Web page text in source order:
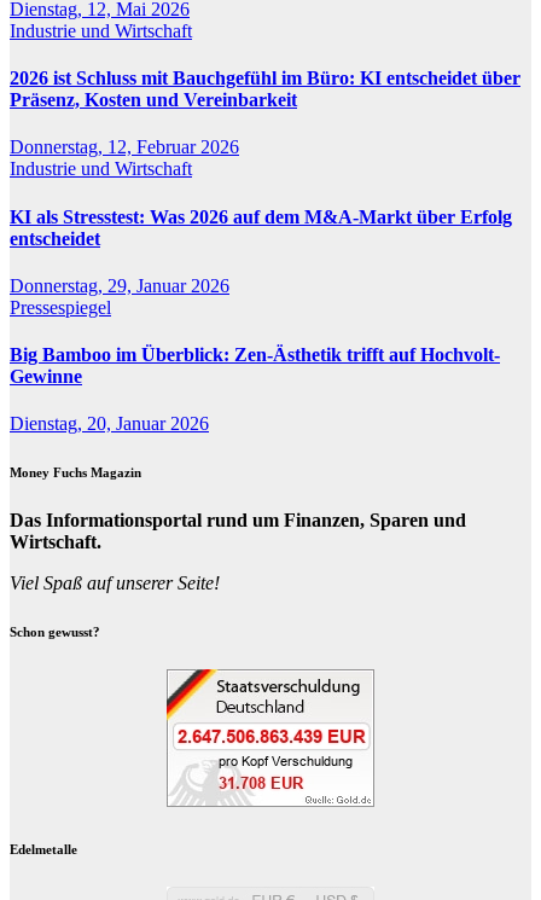
Dienstag, 12, Mai 2026
Industrie und Wirtschaft
2026 ist Schluss mit Bauchgefühl im Büro: KI entscheidet über
Präsenz, Kosten und Vereinbarkeit
Donnerstag, 12, Februar 2026
Industrie und Wirtschaft
KI als Stresstest: Was 2026 auf dem M&A-Markt über Erfolg
entscheidet
Donnerstag, 29, Januar 2026
Pressespiegel
Big Bamboo im Überblick: Zen-Ästhetik trifft auf Hochvolt-
Gewinne
Dienstag, 20, Januar 2026
Money Fuchs Magazin
Das Informationsportal rund um Finanzen, Sparen und
Wirtschaft.
Viel Spaß auf unserer Seite!
Schon gewusst?
Edelmetalle